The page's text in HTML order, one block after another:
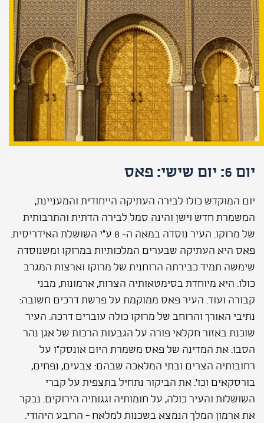
יום 6: יום שישי: פאס
יום המוקדש כולו לבירה העתיקה הייחודית והמעניינת,
המשמרת חדש וישן והינה סמל לבירה הדתית והתרבותית
של מרוקו. העיר נוסדה במאה ה- 8 ע"י השושלת האידריסית.
פאס היא העתיקה שבערים המלכותיות במרוקו ומשנוסדה
שימשה תמיד כבירתה הרוחנית של מרוקו וארצות המגרב
כולו. היא מיוחדת בסימטאותיה הצרות, ארמונות, מבני
קבורה ועוד. העיר פאס ממוקמת על פרשת דרכים חשובה:
נתיבי האורך והרוחב של מרוקו כולה עוברים דרכה. העיר
שוכנת באזור חקלאי פורה על הגבעות הרכות של אגן נהר
הסבו. את המדינה של פאס משמרת היום אונסק"ו על
רחובותיה הצרים ובתי המלאכה שבהם: צבעים, נפחים,
בורסקאים וכו'. את הביקור נתחיל בתצפית על קברי
השושלות והעיר כולה, על חומותיה וגגותיה הירוקים. נבקר
את ארמון המלך הנמצא בשכנות למלאח - הרובע היהודי.